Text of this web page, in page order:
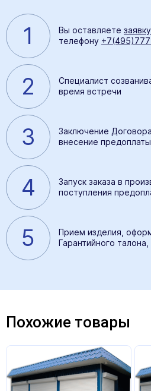
1 Вы оставляете
телефону
2
Специалист
время встречи
3
Заключение
внесение
4
Запуск заказа в
поступления
5
Прием изделия,
Гарантийного
Похожие товары